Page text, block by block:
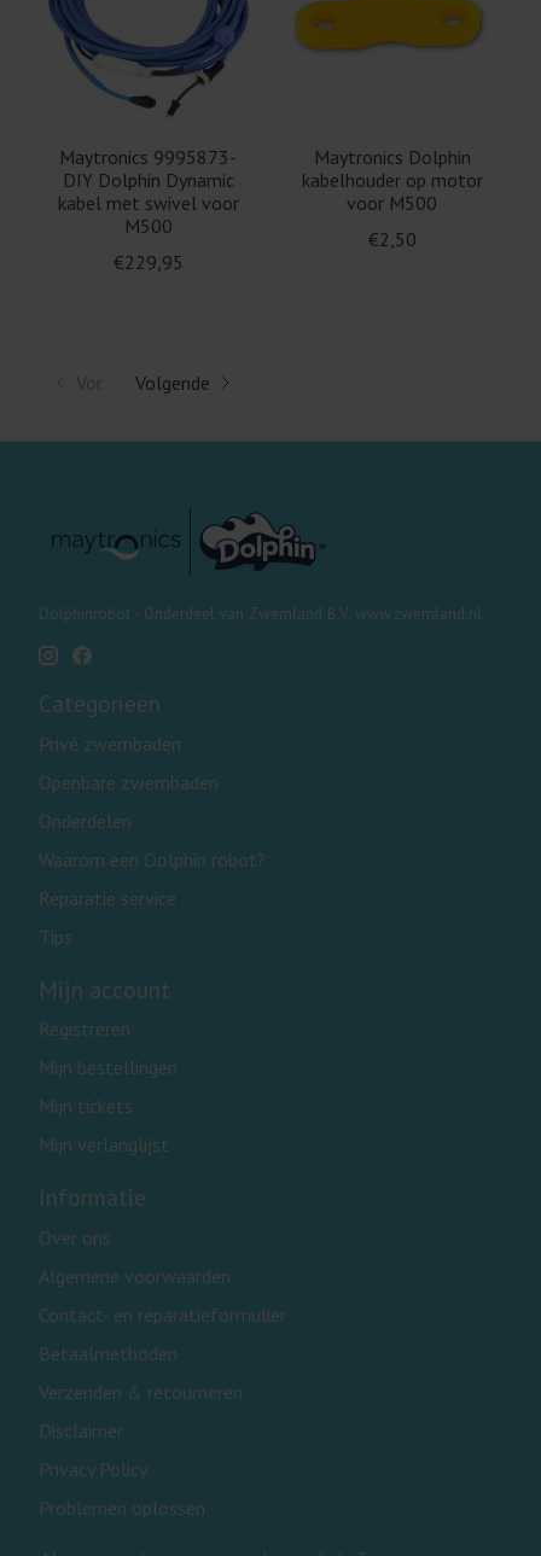
Maytronics 9995873-
DIY Dolphin Dynamic
kabel met swivel voor
M500
€229,95
Maytronics Dolphin
kabelhouder op motor
voor M500
€2,50
Vor. Volgende
Dolphinrobot - Onderdeel van Zwemland B.V. www.zwemland.nl
Categorieën
Privé zwembaden
Openbare zwembaden
Onderdelen
Waarom een Dolphin robot?
Reparatie service
Tips
Mijn account
Registreren
Mijn bestellingen
Mijn tickets
Mijn verlanglijst
Informatie
Over ons
Algemene voorwaarden
Contact- en reparatieformulier
Betaalmethoden
Verzenden & retourneren
Disclaimer
Privacy Policy
Problemen oplossen